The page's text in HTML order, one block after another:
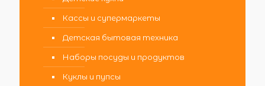
Кассы и супермаркеты
Детская бытовая техника
Наборы посуды и продуктов
Куклы и пупсы